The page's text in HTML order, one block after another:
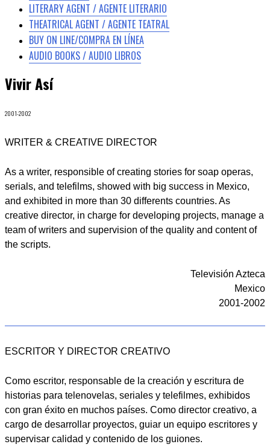
LITERARY AGENT / AGENTE LITERARIO
THEATRICAL AGENT / AGENTE TEATRAL
BUY ON LINE/COMPRA EN LÍNEA
AUDIO BOOKS / AUDIO LIBROS
Vivir Así
2001-2002
WRITER & CREATIVE DIRECTOR
As a writer, responsible of creating stories for soap operas,
serials, and telefilms, showed with big success in Mexico,
and exhibited in more than 30 differents countries. As
creative director, in charge for developing projects, manage a
team of writers and supervision of the quality and content of
the scripts.
Televisión Azteca
Mexico
2001-2002
ESCRITOR Y DIRECTOR CREATIVO
Como escritor, responsable de la creación y escritura de
historias para telenovelas, seriales y telefilmes, exhibidos
con gran éxito en muchos países. Como director creativo, a
cargo de desarrollar proyectos, guiar un equipo escritores y
supervisar calidad y contenido de los guiones.